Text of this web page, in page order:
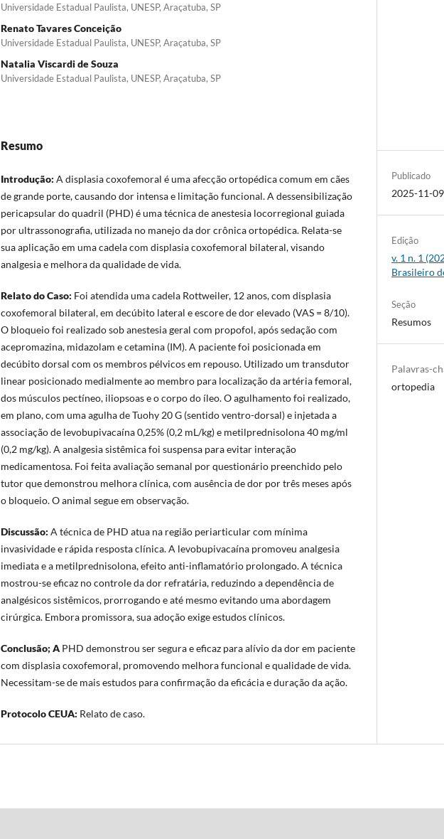
Universidade Estadual Paulista, UNESP, Araçatuba, SP
Renato Tavares Conceição
Universidade Estadual Paulista, UNESP, Araçatuba, SP
Natalia Viscardi de Souza
Universidade Estadual Paulista, UNESP, Araçatuba, SP
Resumo
Introdução: A displasia coxofemoral é uma afecção ortopédica comum em cães
de grande porte, causando dor intensa e limitação funcional. A dessensibilização
pericapsular do quadril (PHD) é uma técnica de anestesia locorregional guiada
por ultrassonografia, utilizada no manejo da dor crônica ortopédica. Relata-se
sua aplicação em uma cadela com displasia coxofemoral bilateral, visando
analgesia e melhora da qualidade de vida.
Relato do Caso: Foi atendida uma cadela Rottweiler, 12 anos, com displasia
coxofemoral bilateral, em decúbito lateral e escore de dor elevado (VAS = 8/10).
O bloqueio foi realizado sob anestesia geral com propofol, após sedação com
acepromazina, midazolam e cetamina (IM). A paciente foi posicionada em
decúbito dorsal com os membros pélvicos em repouso. Utilizado um transdutor
linear posicionado medialmente ao membro para localização da artéria femoral,
dos músculos pectíneo, iliopsoas e o corpo do íleo. O agulhamento foi realizado,
em plano, com uma agulha de Tuohy 20 G (sentido ventro-dorsal) e injetada a
associação de levobupivacaína 0,25% (0,2 mL/kg) e metilprednisolona 40 mg/ml
(0,2 mg/kg). A analgesia sistêmica foi suspensa para evitar interação
medicamentosa. Foi feita avaliação semanal por questionário preenchido pelo
tutor que demonstrou melhora clínica, com ausência de dor por três meses após
o bloqueio. O animal segue em observação.
Discussão: A técnica de PHD atua na região periarticular com mínima
invasividade e rápida resposta clínica. A levobupivacaína promoveu analgesia
imediata e a metilprednisolona, efeito anti-inflamatório prolongado. A técnica
mostrou-se eficaz no controle da dor refratária, reduzindo a dependência de
analgésicos sistêmicos, prorrogando e até mesmo evitando uma abordagem
cirúrgica. Embora promissora, sua adoção exige estudos clínicos.
Conclusão; A PHD demonstrou ser segura e eficaz para alívio da dor em paciente
com displasia coxofemoral, promovendo melhora funcional e qualidade de vida.
Necessitam-se de mais estudos para confirmação da eficácia e duração da ação.
Protocolo CEUA: Relato de caso.
Publicado
2025-11-09
Edição
v. 1 n. 1
Brasileiro
Seção
Resumos
Palavras-
ortopedia